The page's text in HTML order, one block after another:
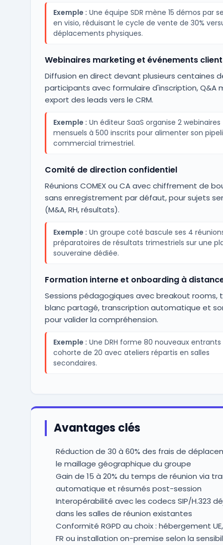
Exemple : Une équipe SDR mène 15 démos par
en visio, réduisant le cycle de vente de 30%
déplacements physiques.
Webinaires marketing et événements
Diffusion en direct devant plusieurs centaines
participants avec formulaire d'inscription, Q&A
export des leads vers le CRM.
Exemple : Un éditeur SaaS organise 2 webinaires
mensuels à 500 inscrits pour alimenter son
commercial trimestriel.
Comité de direction confidentiel
Réunions COMEX ou CA avec chiffrement de
sans enregistrement par défaut, pour sujets
(M&A, RH, résultats).
Exemple : Un groupe coté bascule ses 4
préparatoires de résultats trimestriels sur une
souveraine dédiée.
Formation interne et onboarding à
Sessions pédagogiques avec breakout rooms,
blanc partagé, transcription automatique et
pour valider la compréhension.
Exemple : Une DRH forme 80 nouveaux entrants
cohorte de 20 avec ateliers répartis en salles
secondaires.
Avantages clés
Réduction de 30 à 60% des frais de
le maillage géographique du groupe
Gain de 15 à 20% du temps de réunion via
automatique et résumés post-session
Interopérabilité avec les codecs SIP/H.323
dans les salles de réunion existantes
Conformité RGPD au choix : hébergement
FR ou installation on-premise selon la